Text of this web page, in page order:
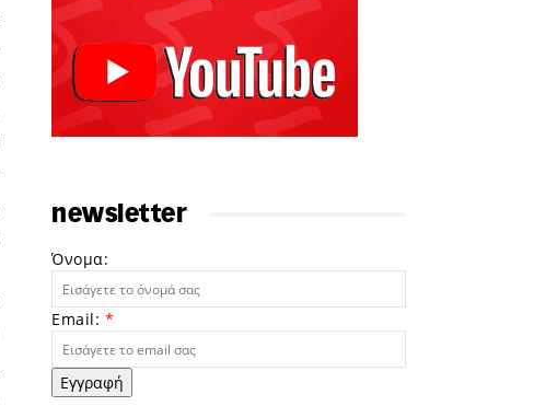
newsletter
Όνομα:
Email: *
Εγγραφή